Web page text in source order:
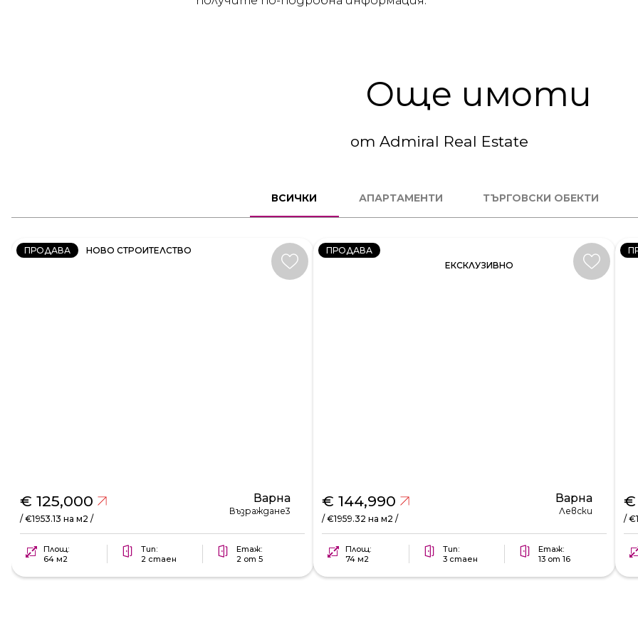
Още имоти
от Admiral Real Estate
ВСИЧКИ АПАРТАМЕНТИ ТЪРГОВСКИ ОБЕКТИ
ПРОДАВА НОВО СТРОИТЕЛСТВО
231606
€ 125,000
/ €1953.13 на м2 /
Варна
Възраждане3
Площ:
64 м2
Тип:
2 стаен
Етаж:
2 от 5
ПРОДАВА
ЕКСКЛУЗИВНО
231581
€ 144,990
/ €1959.32 на м2 /
Варна
Левски
Площ:
74 м2
Тип:
3 стаен
Етаж:
13 от 16
€
/